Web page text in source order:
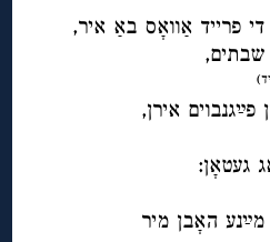
פרייד אַוואָס באַ איר,
שבתים,
אירן,
געטאָן:
האָבן מיר